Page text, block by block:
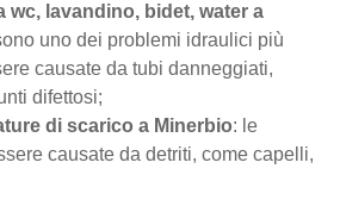
wc, lavandino, bidet, water a
uno dei problemi idraulici più
causate da tubi danneggiati,
difettosi;
di scarico a Minerbio: le
causate da detriti, come capelli,